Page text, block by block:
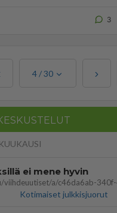
3
4 /30
KUUKAUSI
ei mene hyvin
Kotimaiset julkkisjuorut